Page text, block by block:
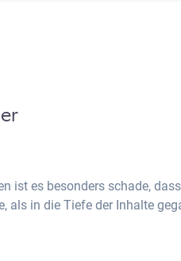
ist es besonders schade,
als in die Tiefe der Inhalte